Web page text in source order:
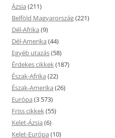
Ázsia (211)
Belföld Magyarország(221)
Dél-Afrika (9)
Dél-Amerika (44)
Egyéb utazás(58)
Érdekes cikkek(187)
Észak-Afrika (22)
Észak-Amerika (26)
Európa (3 573)
Friss cikkek(55)
Kelet-Ázsia (6)
Kelet-Európa (10)